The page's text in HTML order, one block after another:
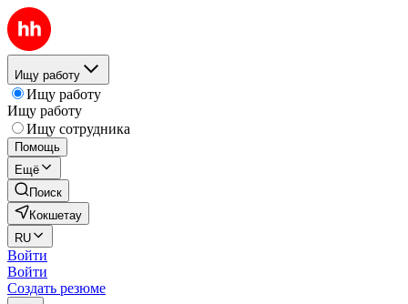
Ищу работу
Ищу работу
Ищу работу
Ищу сотрудника
Помощь
Ещё
Поиск
Кокшетау
RU
Войти
Войти
Создать резюме